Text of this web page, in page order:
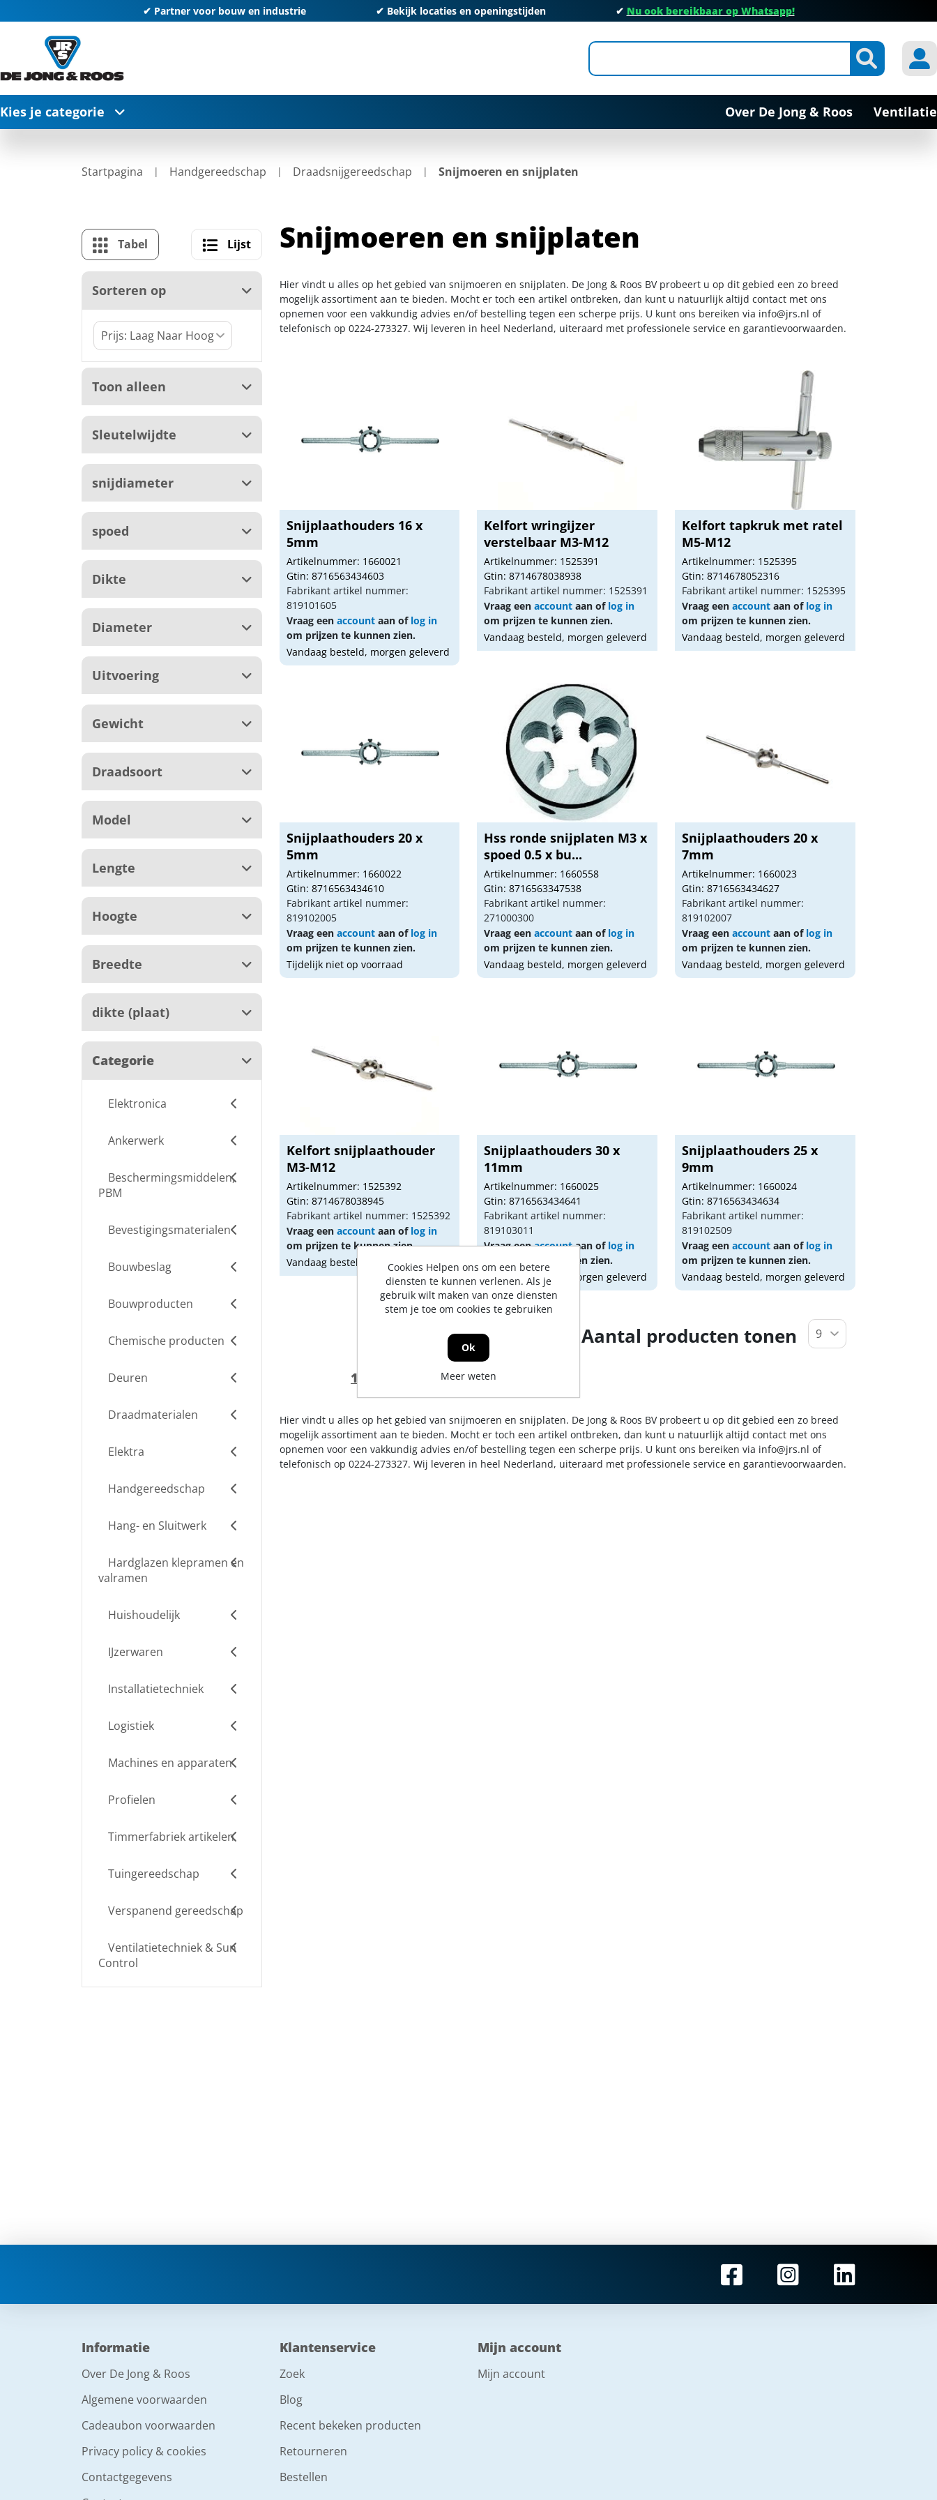
✔ Partner voor bouw en industrie ✔ Bekijk locaties en openingstijden ✔ Nu ook bereikbaar op Whatsapp!
Kies je categorie Over De Jong & Roos Ventilatie
Startpagina Handgereedschap Draadsnijgereedschap Snijmoeren en snijplaten
Tabel Lijst
Sorteren op
Toon alleen
Sleutelwijdte
snijdiameter
spoed
Dikte
Diameter
Uitvoering
Gewicht
Draadsoort
Model
Lengte
Hoogte
Breedte
dikte (plaat)
Categorie
Elektronica
Ankerwerk
Beschermingsmiddelen,
PBM
Bevestigingsmaterialen
Bouwbeslag
Bouwproducten
Chemische producten
Deuren
Draadmaterialen
Elektra
Handgereedschap
Hang- en Sluitwerk
Hardglazen klepramen en
valramen
Huishoudelijk
IJzerwaren
Installatietechniek
Logistiek
Machines en apparaten
Profielen
Timmerfabriek artikelen
Tuingereedschap
Verspanend gereedschap
Ventilatietechniek & Sun
Control
Snijmoeren en snijplaten
Hier vindt u alles op het gebied van snijmoeren en snijplaten. De Jong & Roos BV probeert u op dit gebied een zo breed
mogelijk assortiment aan te bieden. Mocht er toch een artikel ontbreken, dan kunt u natuurlijk altijd contact met ons
opnemen voor een vakkundig advies en/of bestelling tegen een scherpe prijs. U kunt ons bereiken via info@jrs.nl of
telefonisch op 0224-273327. Wij leveren in heel Nederland, uiteraard met professionele service en garantievoorwaarden.
Snijplaathouders 16 x
5mm
Artikelnummer: 1660021
Gtin: 8716563434603
Fabrikant artikel nummer:
819101605
Vraag een accountaan of log in
om prijzen te kunnen zien.
Vandaag besteld, morgen geleverd
Kelfort wringijzer
verstelbaar M3-M12
Artikelnummer: 1525391
Gtin: 8714678038938
Fabrikant artikel nummer: 1525391
Vraag eenaccount aan of log in
om prijzen te kunnen zien.
Vandaag besteld, morgen geleverd
Kelfort tapkruk met ratel
M5-M12
Artikelnummer: 1525395
Gtin: 8714678052316
Fabrikant artikel nummer: 1525395
Vraag eenaccount aan of log in
om prijzen te kunnen zien.
Vandaag besteld, morgen geleverd
Snijplaathouders 20 x
5mm
Artikelnummer: 1660022
Gtin: 8716563434610
Fabrikant artikel nummer:
819102005
Vraag een accountaan of log in
om prijzen te kunnen zien.
Tijdelijk niet op voorraad
Hss ronde snijplaten M3 x
spoed 0.5 x bu...
Artikelnummer: 1660558
Gtin: 8716563347538
Fabrikant artikel nummer:
271000300
Vraag eenaccount aan of log in
om prijzen te kunnen zien.
Vandaag besteld, morgen geleverd
Snijplaathouders 20 x
7mm
Artikelnummer: 1660023
Gtin: 8716563434627
Fabrikant artikel nummer:
819102007
Vraag eenaccount aan of log in
om prijzen te kunnen zien.
Vandaag besteld, morgen geleverd
Kelfort snijplaathouder
M3-M12
Artikelnummer: 1525392
Gtin: 8714678038945
Fabrikant artikel nummer: 1525392
Vraag een accountaan of log in
om prijzen te kunnen zien.
Vandaag besteld, morgen geleverd
Snijplaathouders 30 x
11mm
Artikelnummer: 1660025
Gtin: 8716563434641
Fabrikant artikel nummer:
819103011
Vraag eenaccountaan of log in
om prijzen te kunnen zien.
Vandaag besteld, morgen geleverd
Snijplaathouders 25 x
9mm
Artikelnummer: 1660024
Gtin: 8716563434634
Fabrikant artikel nummer:
819102509
Vraag eenaccount aan of log in
om prijzen te kunnen zien.
Vandaag besteld, morgen geleverd
1 5
Aantal producten tonen
Hier vindt u alles op het gebied van snijmoeren en snijplaten. De Jong & Roos BV probeert u op dit gebied een zo breed
mogelijk assortiment aan te bieden. Mocht er toch een artikel ontbreken, dan kunt u natuurlijk altijd contact met ons
opnemen voor een vakkundig advies en/of bestelling tegen een scherpe prijs. U kunt ons bereiken via info@jrs.nl of
telefonisch op 0224-273327. Wij leveren in heel Nederland, uiteraard met professionele service en garantievoorwaarden.
Informatie
Over De Jong & Roos
Algemene voorwaarden
Cadeaubon voorwaarden
Privacy policy & cookies
Contactgegevens
Klantenservice
Zoek
Blog
Recent bekeken producten
Retourneren
Bestellen
Mijn account
Mijn account
Cookies Helpen ons om een betere
diensten te kunnen verlenen. Als je
gebruik wilt maken van onze diensten
stem je toe om cookies te gebruiken
Ok
Meer weten